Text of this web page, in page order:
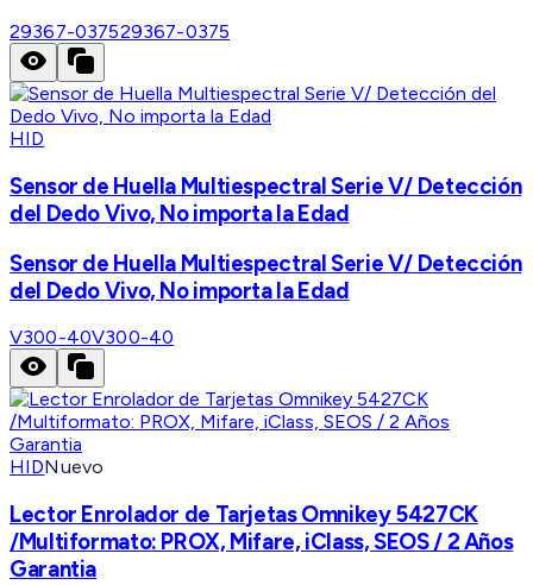
29367-037529367-0375
HID
Sensor de Huella Multiespectral Serie V/ Detección
del Dedo Vivo, No importa la Edad
Sensor de Huella Multiespectral Serie V/ Detección
del Dedo Vivo, No importa la Edad
V300-40V300-40
HIDNuevo
Lector Enrolador de Tarjetas Omnikey 5427CK
/Multiformato: PROX, Mifare, iClass, SEOS / 2 Años
Garantia